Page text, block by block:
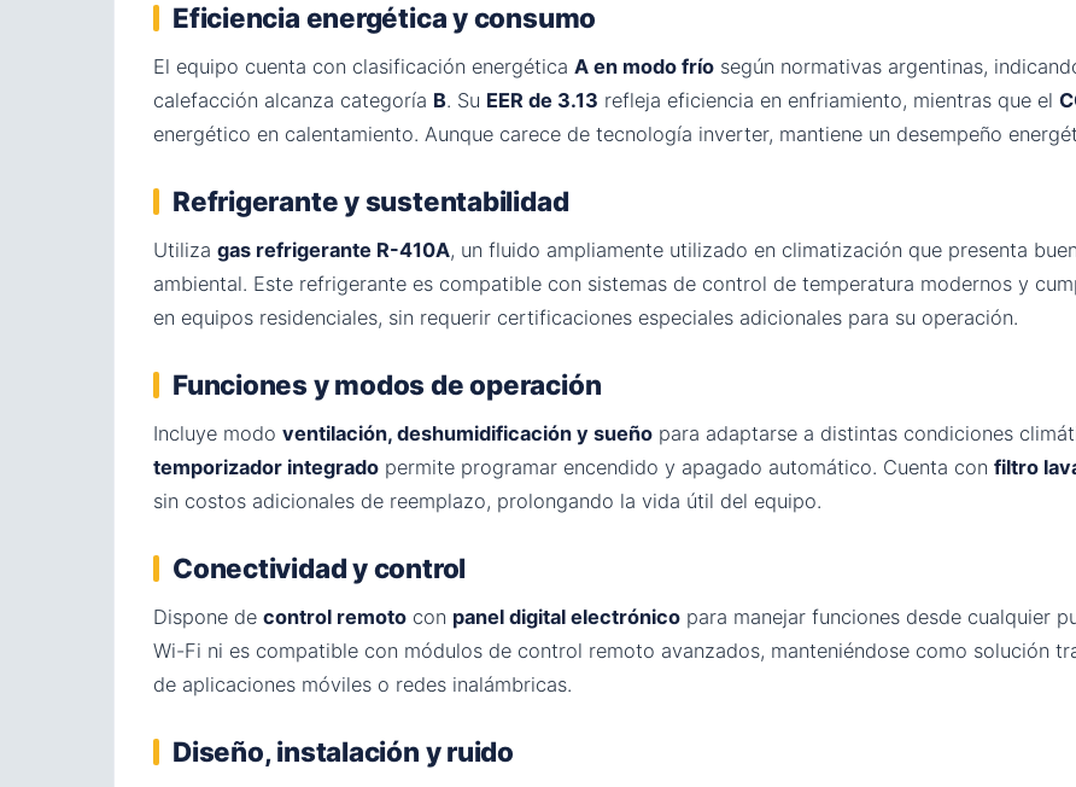
Eficiencia energética y consumo
El equipo cuenta con clasificación energética A en modo frío según normativas argentinas,
calefacción alcanza categoría B. Su EER de 3.13 refleja eficiencia en enfriamiento, mientras que el
energético en calentamiento. Aunque carece de tecnología inverter, mantiene un desempeño
Refrigerante y sustentabilidad
Utiliza gas refrigerante R-410A, un fluido ampliamente utilizado en climatización que presenta
ambiental. Este refrigerante es compatible con sistemas de control de temperatura modernos y
en equipos residenciales, sin requerir certificaciones especiales adicionales para su operación.
Funciones y modos de operación
Incluye modo ventilación, deshumidificación y sueño para adaptarse a distintas condiciones
temporizador integrado permite programar encendido y apagado automático. Cuenta con filtro
sin costos adicionales de reemplazo, prolongando la vida útil del equipo.
Conectividad y control
Dispone de control remoto con panel digital electrónico para manejar funciones desde cualquier
Wi-Fi ni es compatible con módulos de control remoto avanzados, manteniéndose como solución
de aplicaciones móviles o redes inalámbricas.
Diseño, instalación y ruido